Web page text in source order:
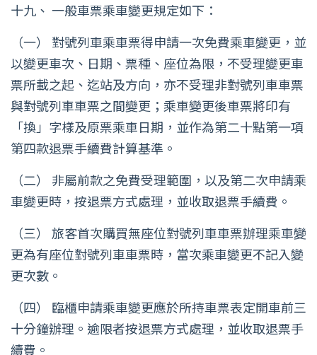
十九、 一般車票乘車變更規定如下：
（一） 對號列車乘車票得申請一次免費乘車變更，並
以變更車次、日期、票種、座位為限，不受理變更車
票所載之起、迄站及方向，亦不受理非對號列車車票
與對號列車車票之間變更；乘車變更後車票將印有
「換」字樣及原票乘車日期，並作為第二十點第一項
第四款退票手續費計算基準。
（二） 非屬前款之免費受理範圍，以及第二次申請乘
車變更時，按退票方式處理，並收取退票手續費。
（三） 旅客首次購買無座位對號列車車票辦理乘車變
更為有座位對號列車車票時，當次乘車變更不記入變
更次數。
（四） 臨櫃申請乘車變更應於所持車票表定開車前三
十分鐘辦理。逾限者按退票方式處理，並收取退票手
續費。